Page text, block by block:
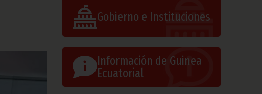
Gobierno e Instituciones
Información de Guinea
Ecuatorial